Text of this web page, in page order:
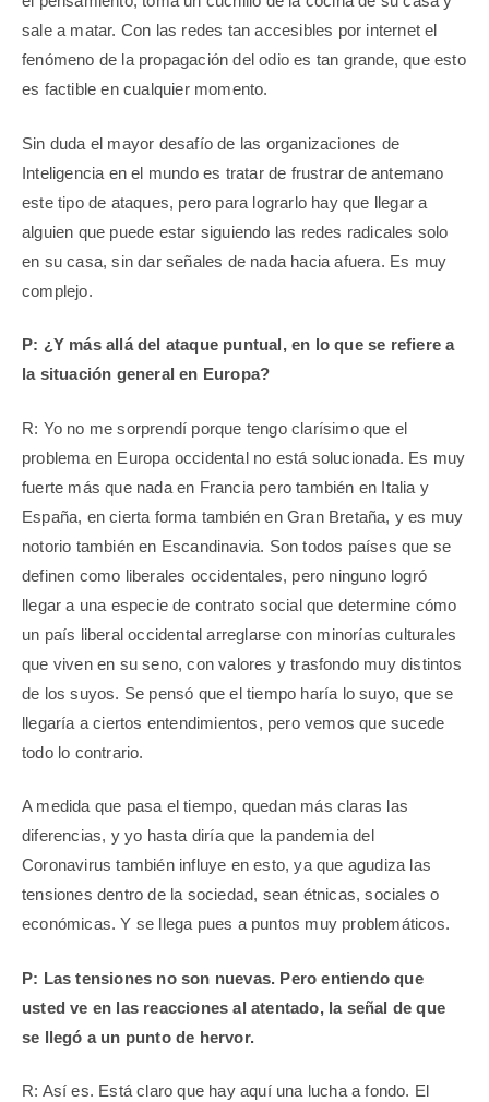
sale a matar. Con las redes tan accesibles por internet el
fenómeno de la propagación del odio es tan grande, que esto
es factible en cualquier momento.
Sin duda el mayor desafío de las organizaciones de
Inteligencia en el mundo es tratar de frustrar de antemano
este tipo de ataques, pero para lograrlo hay que llegar a
alguien que puede estar siguiendo las redes radicales solo
en su casa, sin dar señales de nada hacia afuera. Es muy
complejo.
P: ¿Y más allá del ataque puntual, en lo que se refiere a
la situación general en Europa?
R: Yo no me sorprendí porque tengo clarísimo que el
problema en Europa occidental no está solucionada. Es muy
fuerte más que nada en Francia pero también en Italia y
España, en cierta forma también en Gran Bretaña, y es muy
notorio también en Escandinavia. Son todos países que se
definen como liberales occidentales, pero ninguno logró
llegar a una especie de contrato social que determine cómo
un país liberal occidental arreglarse con minorías culturales
que viven en su seno, con valores y trasfondo muy distintos
de los suyos. Se pensó que el tiempo haría lo suyo, que se
llegaría a ciertos entendimientos, pero vemos que sucede
todo lo contrario.
A medida que pasa el tiempo, quedan más claras las
diferencias, y yo hasta diría que la pandemia del
Coronavirus también influye en esto, ya que agudiza las
tensiones dentro de la sociedad, sean étnicas, sociales o
económicas. Y se llega pues a puntos muy problemáticos.
P: Las tensiones no son nuevas. Pero entiendo que
usted ve en las reacciones al atentado, la señal de que
se llegó a un punto de hervor.
R: Así es. Está claro que hay aquí una lucha a fondo. El